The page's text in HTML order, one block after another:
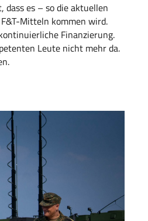
dass es – so die aktuellen
Mitteln kommen wird.
Finanzierung.
Leute nicht mehr da.